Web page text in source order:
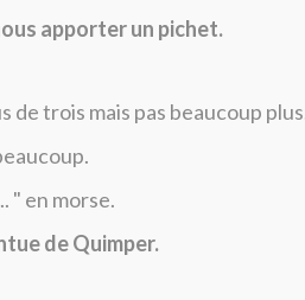
apporter un pichet.
de trois mais pas beaucoup
" en morse.
de Quimper.